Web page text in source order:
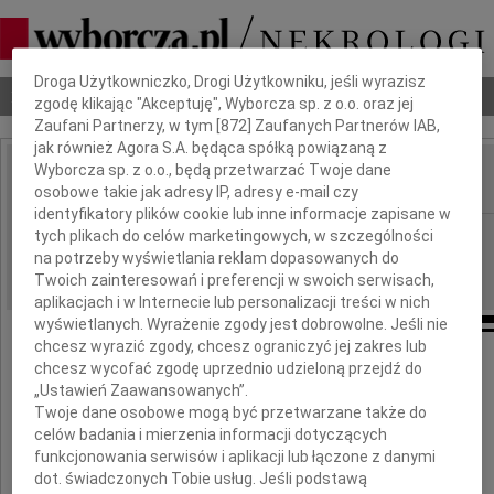
Nekrologi Odeszli Poradnik pogrzebowy
IMIĘ I NAZWISKO:
REGION: Rzeszów
DATA EMISJI: 25.02.2011
Z powodu śmierci
Mamy
wyrazy współczucia
Dbamy o Twoją prywatność
Droga Użytkowniczko, Drogi Użytkowniku, jeśli wyrazisz
zgodę klikając "Akceptuję", Wyborcza sp. z o.o. oraz jej
Zaufani Partnerzy, w tym [872 ] Zaufanych Partnerów IAB,
jak również Agora S.A. będąca spółką powiązaną z
Wyborcza sp. z o.o., będą przetwarzać Twoje dane
osobowe takie jak adresy IP, adresy e-mail czy
identyfikatory plików cookie lub inne informacje zapisane w
tych plikach do celów marketingowych, w szczególności
na potrzeby wyświetlania reklam dopasowanych do
Twoich zainteresowań i preferencji w swoich serwisach,
aplikacjach i w Internecie lub personalizacji treści w nich
wyświetlanych. Wyrażenie zgody jest dobrowolne. Jeśli nie
chcesz wyrazić zgody, chcesz ograniczyć jej zakres lub
chcesz wycofać zgodę uprzednio udzieloną przejdź do
„Ustawień Zaawansowanych”.
Twoje dane osobowe mogą być przetwarzane także do
celów badania i mierzenia informacji dotyczących
funkcjonowania serwisów i aplikacji lub łączone z danymi
dot. świadczonych Tobie usług. Jeśli podstawą